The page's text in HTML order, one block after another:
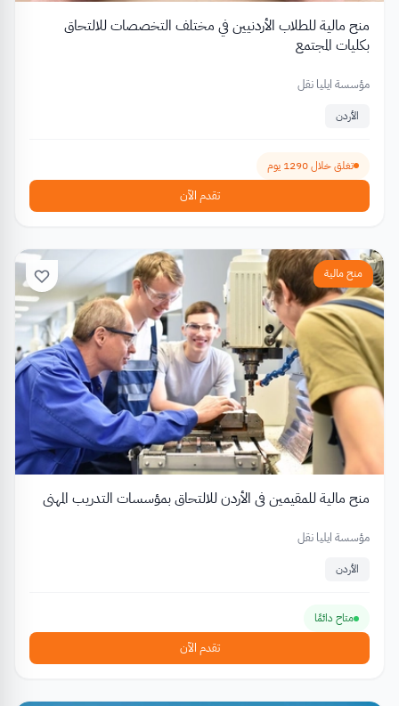
منح مالية للطلاب الأردنيين في مختلف التخصصات للالتحاق
بكليات المجتمع
مؤسسة ايليا نقل
الأردن
تغلق خلال 1290 يوم
تقدم الآن
منح مالية
منح مالية للمقيمين في الأردن للالتحاق بمؤسسات التدريب المهني
مؤسسة ايليا نقل
الأردن
متاح دائمًا
تقدم الآن